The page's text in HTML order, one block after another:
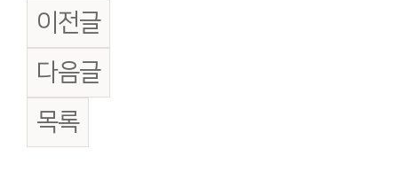
이전글
다음글
목록